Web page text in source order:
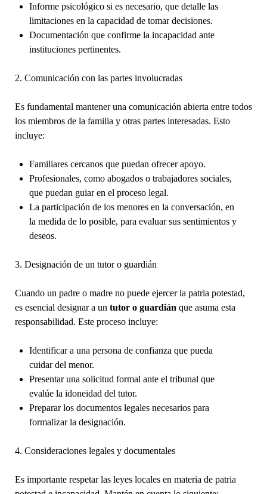
Informe psicológico si es necesario, que detalle las
limitaciones en la capacidad de tomar decisiones.
Documentación que confirme la incapacidad ante
instituciones pertinentes.
2. Comunicación con las partes involucradas
Es fundamental mantener una comunicación abierta entre todos
los miembros de la familia y otras partes interesadas. Esto
incluye:
Familiares cercanos que puedan ofrecer apoyo.
Profesionales, como abogados o trabajadores sociales,
que puedan guiar en el proceso legal.
La participación de los menores en la conversación, en
la medida de lo posible, para evaluar sus sentimientos y
deseos.
3. Designación de un tutor o guardián
Cuando un padre o madre no puede ejercer la patria potestad,
es esencial designar a un tutor o guardián que asuma esta
responsabilidad. Este proceso incluye:
Identificar a una persona de confianza que pueda
cuidar del menor.
Presentar una solicitud formal ante el tribunal que
evalúe la idoneidad del tutor.
Preparar los documentos legales necesarios para
formalizar la designación.
4. Consideraciones legales y documentales
Es importante respetar las leyes locales en materia de patria